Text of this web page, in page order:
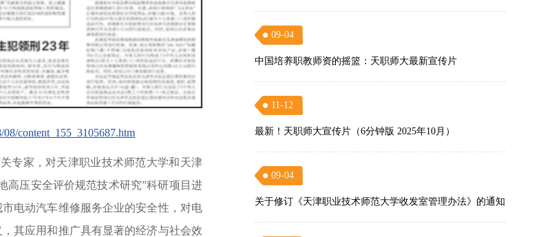
content_155_3105687.htm
专家，对天津职业技术师范大学和天津
高压安全评价规范技术研究”科研项目进
电动汽车维修服务企业的安全性，对电
其应用和推广具有显著的经济与社会效
09-04
中国培养职教师资的摇篮：天职师大最新宣传片
11-12
最新！天职师大宣传片（6分钟版 2025年10月）
09-04
关于修订《天津职业技术师范大学收发室管理办法》的通知